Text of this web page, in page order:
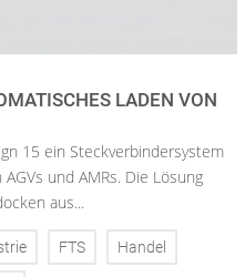
LADEN VON
15 ein Steckverbindersystem
und AMRs. Die Lösung
aus...
FTS Handel